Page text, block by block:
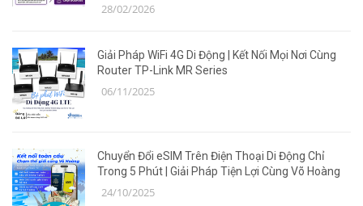
28/02/2026
Giải Pháp WiFi 4G Di Động | Kết Nối Mọi Nơi Cùng
Router TP-Link MR Series
06/11/2025
Chuyển Đổi eSIM Trên Điện Thoại Di Động Chỉ
Trong 5 Phút | Giải Pháp Tiện Lợi Cùng Võ Hoàng
24/10/2025